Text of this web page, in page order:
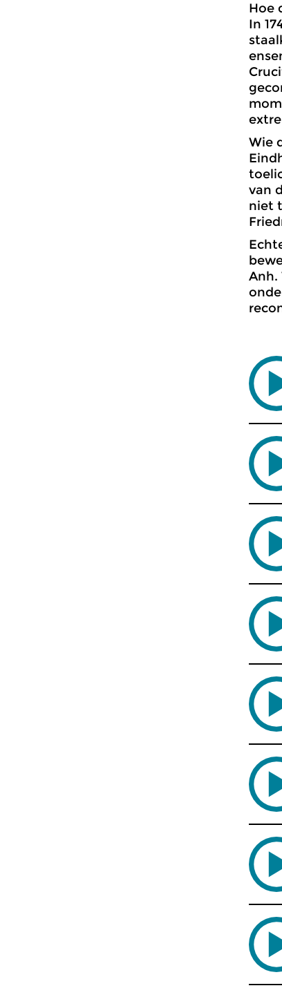
Hoe
In
Wie
van
niet
Anh.